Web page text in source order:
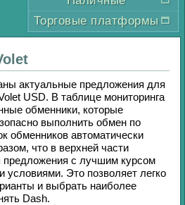
Торговые платформы
актуальные предложения для
USD. В таблице мониторинга
обменники, которые
выполнить обмен по
обменников автоматически
что в верхней части
с лучшим курсом
Это позволяет легко
и выбрать наиболее
Dash.